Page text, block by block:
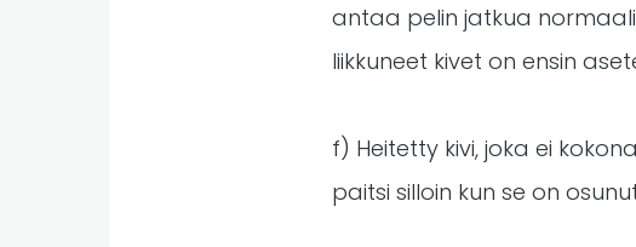
antaa pelin jatkua
liikkuneet kivet on ensin
f) Heitetty kivi, joka ei
paitsi silloin kun se on